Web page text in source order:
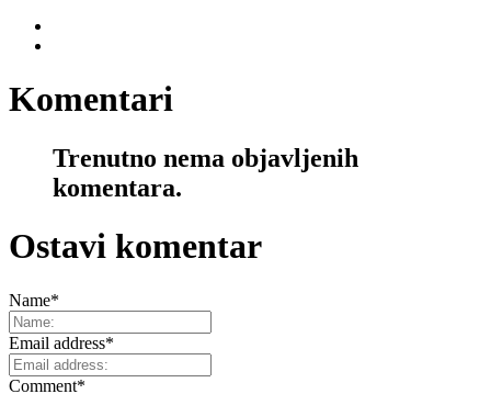
Komentari
Trenutno nema objavljenih
komentara.
Ostavi komentar
Name*
Email address*
Comment*